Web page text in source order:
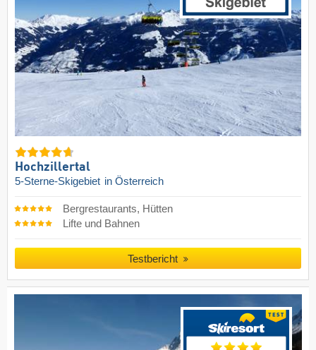
Hochzillertal
5-Sterne-Skigebiet in Österreich
Bergrestaurants, Hütten
Lifte und Bahnen
Testbericht